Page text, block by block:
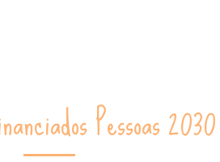
Pessoas 2030